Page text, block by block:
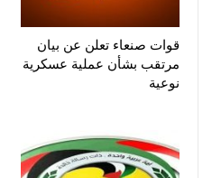
قوات صنعاء تعلن عن بيان
مرتقب بشأن عملية عسكرية
نوعية